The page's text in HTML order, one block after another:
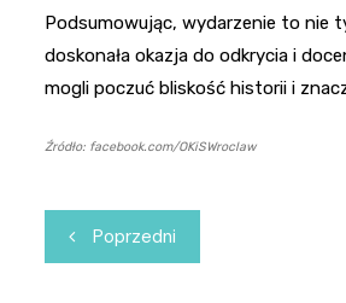
Podsumowując, wydarzenie to nie
doskonała okazja do odkrycia i
mogli poczuć bliskość historii i
Źródło: facebook.com/OKiSWroclaw
Nawigacja
wpisu
Poprzedni